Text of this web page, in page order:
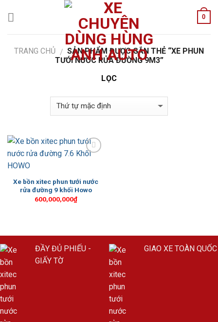
0
TRANG CHỦ / SẢN PHẨM ĐƯỢC GẮN THẺ “XE PHUN
TƯỚI NƯỚC RỬA ĐƯỜNG 9M3”
LỌC
Xe bồn xitec phun tưới nước
rửa đường 9 khối Howo
600,000,000₫
ĐẦY ĐỦ PHIẾU -
GIẤY TỜ
GIAO XE TOÀN QUỐC